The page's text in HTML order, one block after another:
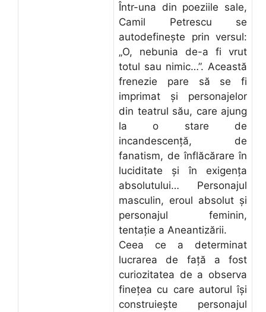
Într-una din poeziile sale,
Camil Petrescu se
autodefineşte prin versul:
„O, nebunia de-a fi vrut
totul sau nimic…”. Această
frenezie pare să se fi
imprimat şi personajelor
din teatrul său, care ajung
la o stare de
incandescenţă, de
fanatism, de înflăcărare în
luciditate şi în exigenţa
absolutului… Personajul
masculin, eroul absolut şi
personajul feminin,
tentaţie a Aneantizării.
Ceea ce a determinat
lucrarea de faţă a fost
curiozitatea de a observa
fineţea cu care autorul îşi
construieşte personajul